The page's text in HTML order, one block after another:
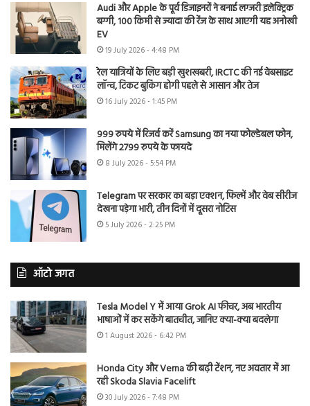
Audi और Apple के पूर्व डिजाइनरों ने बनाई लग्जरी इलेक्ट्रिक
बग्गी, 100 किमी से ज्यादा की रेंज के साथ आएगी यह अनोखी
EV
19 July 2026 - 4:48 PM
रेल यात्रियों के लिए बड़ी खुशखबरी, IRCTC की नई वेबसाइट
लॉन्च, टिकट बुकिंग होगी पहले से आसान और तेज
16 July 2026 - 1:45 PM
999 रुपये में रिजर्व करें Samsung का नया फोल्डेबल फोन,
मिलेंगे 2799 रुपये के फायदे
8 July 2026 - 5:54 PM
Telegram पर सरकार का बड़ा एक्शन, फिल्में और वेब सीरीज
देखना पड़ेगा भारी, तीन दिनों में दूसरा नोटिस
5 July 2026 - 2:25 PM
ऑटो जगत
Tesla Model Y में आया Grok AI फीचर, अब भारतीय
भाषाओं में कर सकेंगे बातचीत, जानिए क्या-क्या बदलेगा
1 August 2026 - 6:42 PM
Honda City और Verna की बढ़ी टेंशन, नए अवतार में आ
रही Skoda Slavia Facelift
30 July 2026 - 7:48 PM